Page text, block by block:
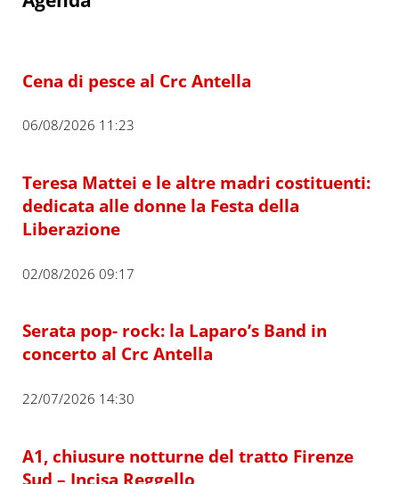
Cena di pesce al Crc Antella
06/08/2026 11:23
Teresa Mattei e le altre madri costituenti:
dedicata alle donne la Festa della
Liberazione
02/08/2026 09:17
Serata pop- rock: la Laparo’s Band in
concerto al Crc Antella
22/07/2026 14:30
A1, chiusure notturne del tratto Firenze
Sud – Incisa Reggello